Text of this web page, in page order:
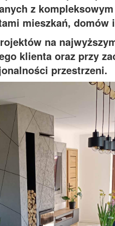
z
mieszkań,
na
klienta oraz przy
przestrzeni.